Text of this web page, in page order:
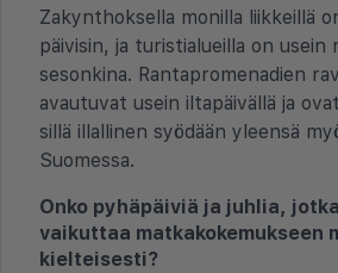
Zakynthoksella monilla liikkeillä
päivisin, ja turistialueilla on usein
sesonkina. Rantapromenadien
avautuvat usein iltapäivällä ja
sillä illallinen syödään yleensä
Suomessa.
Onko pyhäpäiviä ja juhlia,
vaikuttaa matkakokemukseen
kielteisesti?